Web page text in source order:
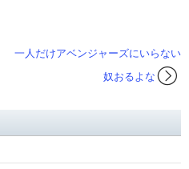
一人だけアベンジャーズにいらない
奴おるよな